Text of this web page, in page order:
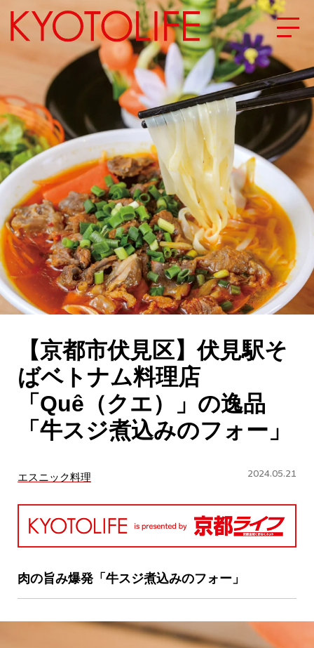
エリアから探す
地図から探す
カテゴリーから探す
SPECIAL
NEW OPEN
SERIES
CULTURE
ABOUT US
Instagram
チケットプレゼント応募
MAIN MENU
SERIES
カレーが好き
【京都市伏見区】伏見駅そ
ばベトナム料理店
「Quê（クエ）」の逸品
「牛スジ煮込みのフォー」
エスニック料理 2024.05.21
肉の旨み爆発「牛スジ煮込みのフォー」